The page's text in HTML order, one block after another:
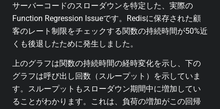
サーバーコードのスローダウンを特定した、実際の
Function Regression Issueです。Redisに保存された顧
客のレート制限をチェックする関数の持続時間が50%近
くも後退したために発生しました。
上のグラフは関数の持続時間の経時変化を示し、下の
グラフは呼び出し回数（スループット）を示していま
す。スループットもスローダウン期間中に増加してい
ることがわかります。これは、負荷の増加がこの回帰